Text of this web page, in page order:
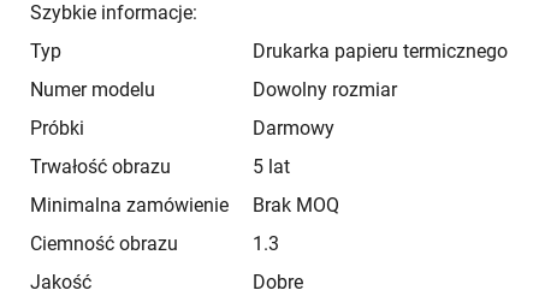
Szybkie informacje:
Typ
Drukarka papieru termicznego
Numer modelu
Dowolny rozmiar
Próbki
Darmowy
Trwałość obrazu
5 lat
Minimalna zamówienie
Brak MOQ
Ciemność obrazu
1.3
Jakość
Dobre